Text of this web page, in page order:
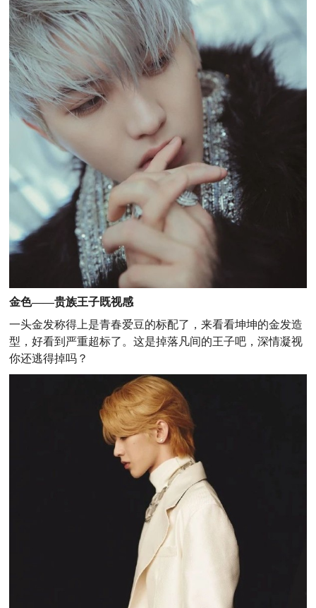
金色——贵族王子既视感
一头金发称得上是青春爱豆的标配了，来看看坤坤的金发造
型，好看到严重超标了。这是掉落凡间的王子吧，深情凝视
你还逃得掉吗？